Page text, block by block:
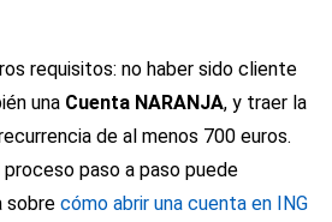
requisitos: no haber sido cliente
una Cuenta NARANJA, y traer la
de al menos 700 euros.
proceso paso a paso puede
sobre cómo abrir una cuenta en ING